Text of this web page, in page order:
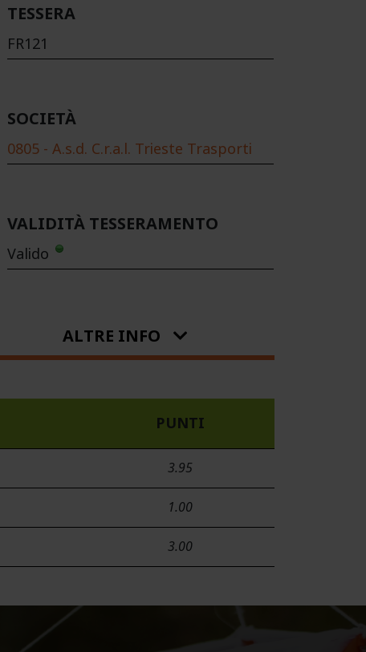
TESSERA
FR121
SOCIETÀ
0805 - A.s.d. C.r.a.l. Trieste Trasporti
VALIDITÀ TESSERAMENTO
Valido
ALTRE INFO
PUNTI
3.95
1.00
3.00